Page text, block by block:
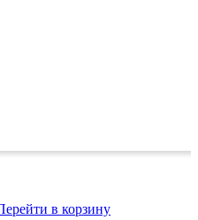
в корзину